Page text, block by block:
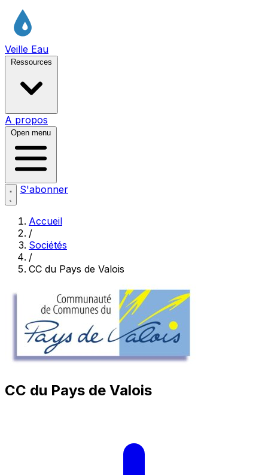
Veille Eau
Ressources
A propos
Open menu
S'abonner
Accueil
/
Sociétés
/
CC du Pays de Valois
CC du Pays de Valois